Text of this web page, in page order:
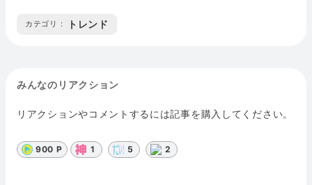
カテゴリ : トレンド
みんなのリアクション
リアクションやコメントするには記事を購入してください。
900 P 1 5 2